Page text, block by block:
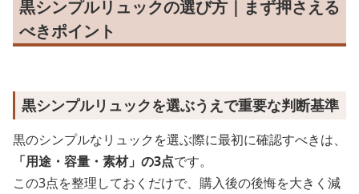
黒シンプルリュックの選び方｜まず押さえる
べきポイント
黒シンプルリュックを選ぶうえで重要な判断基準
黒のシンプルなリュックを選ぶ際に最初に確認すべきは、
「用途・容量・素材」の3点です。
この3点を整理しておくだけで、購入後の後悔を大きく減